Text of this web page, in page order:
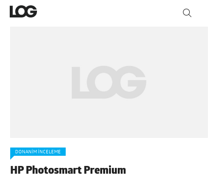
DONANIM İNCELEME
HP Photosmart Premium